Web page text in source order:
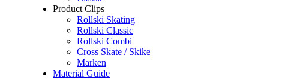
Product Clips
Rollski Skating
Rollski Classic
Rollski Combi
Cross Skate / Skike
Marken
Material Guide